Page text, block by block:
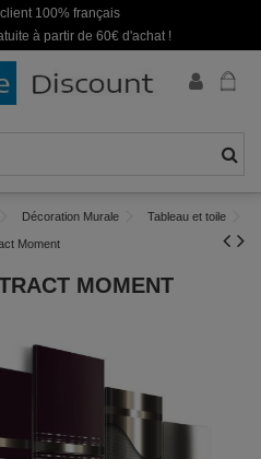
100% français
à partir de 60€ d'achat !
Décoration Murale Tableau et toile
Moment
MOMENT